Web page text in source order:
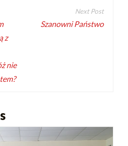
z
nie
Szanowni Państwo